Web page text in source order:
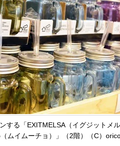
する「EXITMELSA（イグジットメ
ムイムーチョ）」（2階）（C）